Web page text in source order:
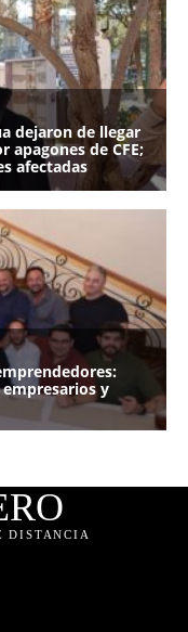
DISTANCIA